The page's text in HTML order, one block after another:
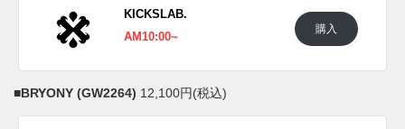
KICKSLAB.
AM10:00~
購入
■BRYONY (GW2264) 12,100円(税込)